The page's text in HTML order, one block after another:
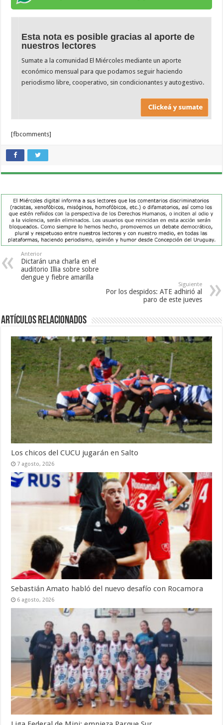
Esta nota es posible gracias al aporte de
nuestros lectores
Sumate a la comunidad El Miércoles mediante un aporte
económico mensual para que podamos seguir haciendo
periodismo libre, cooperativo, sin condicionantes y autogestivo.
[fbcomments]
Anterior
Dictarán una charla en el
auditorio Illia sobre sobre
dengue y fiebre amarilla
Siguiente
Por los despidos: ATE adhirió al
paro de este jueves
Artículos Relacionados
Los chicos del CUCU jugarán en Salto
7 agosto, 2026
Sebastián Amato habló del nuevo desafío con Rocamora
6 agosto, 2026